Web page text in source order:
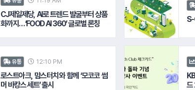
CJ제일제당, AI로 트렌드 발굴부터 상품
화까지…‘FOOD AI 360’ 글로벌 론칭
S-
유통 12:10 PM
로스트아크, 맘스터치와 함께 ‘모코코 썸
머 바캉스 세트’ 출시
드